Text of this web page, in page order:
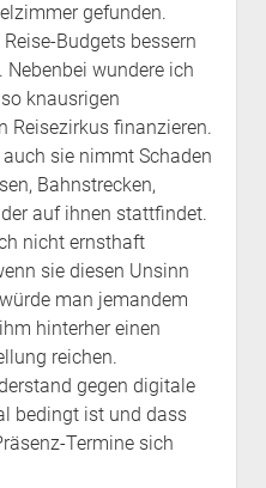
gefunden.
Budgets bessern
wundere ich
knausrigen
Reisezirkus finanzieren.
sie nimmt Schaden
Bahnstrecken,
auf ihnen stattfindet.
nicht ernsthaft
sie diesen Unsinn
man jemandem
hinterher einen
reichen.
gegen digitale
bedingt ist und dass
Termine sich